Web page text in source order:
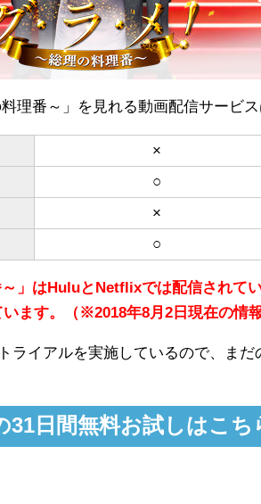
理番～」を見れる動画配信サービス
×
○
×
○
～」はHuluとNetflixでは配信されて
ます。（※2018年8月2日現在の情報
ライアルを実施しているので、まだ
31日間無料お試しはこち